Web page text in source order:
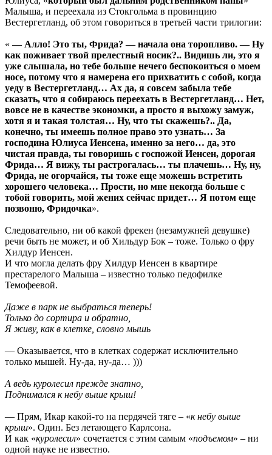
Малыша, и переехала из Стокгольма в провинцию
Вестергетланд, об этом говориться в третьей части трилогии:
« — Алло! Это ты, Фрида? — начала она торопливо. — Ну
как поживает твой прелестный носик?.. Видишь ли, это я
уже слышала, но тебе больше нечего беспокоиться о моем
носе, потому что я намерена его прихватить с собой, когда
уеду в Вестергетланд… Ах да, я совсем забыла тебе
сказать, что я собираюсь переехать в Вестергетланд… Нет,
вовсе не в качестве экономки, а просто я выхожу замуж,
хотя я и такая толстая… Ну, что ты скажешь?.. Да,
конечно, ты имеешь полное право это узнать… За
господина Юлиуса Иенсена, именно за него… да, это
чистая правда, ты говоришь с госпожой Иенсен, дорогая
Фрида… Я вижу, ты растрогалась… ты плачешь… Ну, ну,
Фрида, не огорчайся, ты тоже еще можешь встретить
хорошего человека… Прости, но мне некогда больше с
тобой говорить, мой жених сейчас придет… Я потом еще
позвоню, Фридочка».
Следовательно, ни об какой фрекен (незамужней девушке)
речи быть не может, и об Хильдур Бок – тоже. Только о фру
Хилдур Иенсен.
И что могла делать фру Хилдур Иенсен в квартире
престарелого Малыша – известно только педофилке
Темофеевой.
Даже в парк не выбраться теперь!
Только до сортира и обратно,
Я живу, как в клетке, словно мышь
— Оказывается, что в клетках содержат исключительно
только мышей. Ну-да, ну-да… )))
А ведь куролесил прежде знатно,
Поднимался к небу выше крыш!
— Прям, Икар какой-то на пердячей тяге – «к небу выше
крыш». Один. Без летающего Карлсона.
И как «куролесил» сочетается с этим самым «подъемом» – ни
одной науке не известно.